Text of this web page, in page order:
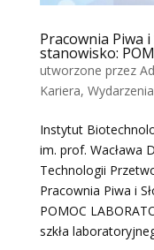
Pracownia Piwa
stanowisko:
utworzone przez
Kariera, Wydarzenia
Instytut
im. prof. Wacława
Technologii
Pracownia Piwa i
POMOC
szkła